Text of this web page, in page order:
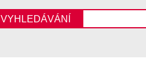
VYHLEDÁVÁNÍ